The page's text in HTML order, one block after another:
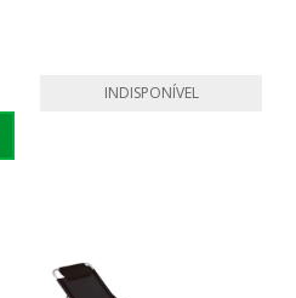
INDISPONÍVEL